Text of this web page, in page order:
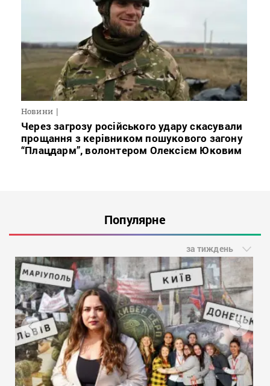
Новини
Через загрозу російського удару скасували
прощання з керівником пошукового загону
“Плацдарм”, волонтером Олексієм Юковим
Популярне
за тиждень